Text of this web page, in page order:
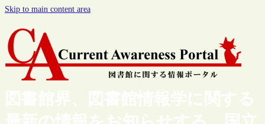
Skip to main content area
図書館界、図書館情報学に関する